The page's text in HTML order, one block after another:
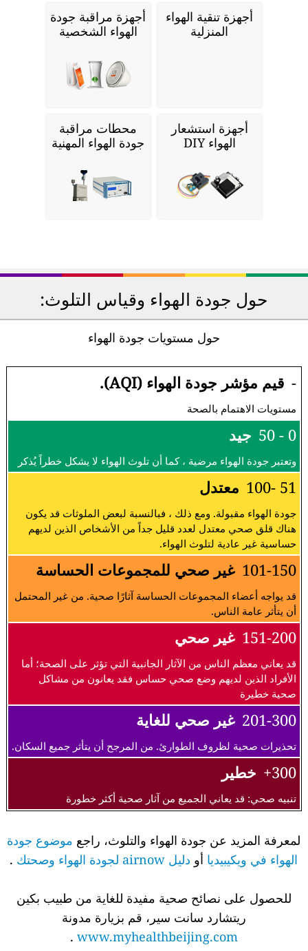
أجهزة تنقية الهواء
المنزلية
أجهزة مراقبة جودة
الهواء الشخصية
أجهزة استشعار
الهواء DIY
محطات مراقبة
جودة الهواء المهنية
حول جودة الهواء وقياس التلوث:
حول مستويات جودة الهواء
- قيم مؤشر جودة الهواء (AQI).
مستويات الاهتمام بالصحة
0 - 50 جيد
وتعتبر جودة الهواء مرضية ، كما أن تلوث الهواء لا يشكل خطراً يُذكر
51 -100 معتدل
جودة الهواء مقبولة. ومع ذلك ، فبالنسبة لبعض الملوثات قد يكون
هناك قلق صحي معتدل لعدد قليل جداً من الأشخاص الذين لديهم
حساسية غير عادية لتلوث الهواء.
101-150 غير صحي للمجموعات الحساسة
قد يواجه أعضاء المجموعات الحساسة آثارًا صحية. من غير المحتمل
أن يتأثر عامة الناس.
151-200 غير صحي
قد يعاني معظم الناس من الآثار الجانبية التي تؤثر على الصحة؛ أما
الأفراد الذين لديهم وضع صحي حساس فقد يعانون من مشاكل
صحية خطيرة
201-300 غير صحي للغاية
تحذيرات صحية لظروف الطوارئ. من المرجح أن يتأثر جميع السكان.
300+ خطير
تنبيه صحي: قد يعاني الجميع من آثار صحية أكثر خطورة
لمعرفة المزيد عن جودة الهواء والتلوث، راجع موضوع جودة
الهواء في ويكيبيدياأو دليل airnow لجودة الهواء وصحتك .
للحصول على نصائح صحية مفيدة للغاية من طبيب بكين
ريتشارد سانت سير، قم بزيارة مدونة
www.myhealthbeijing.com
.